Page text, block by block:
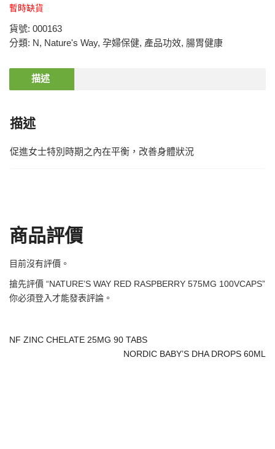
暫時缺貨
貨號: 000163
分類: N, Nature's Way, 孕婦保健, 產品功效, 腸胃健康
描述
描述
促進女士特別時期之內在平衡，改善身體狀況
商品評價
目前沒有評價。
搶先評價 “NATURE’S WAY RED RASPBERRY 575MG 100VCAPS”
你必須登入才能發表評論。
NF ZINC CHELATE 25MG 90 TABS
NORDIC BABY’S DHA DROPS 60ML